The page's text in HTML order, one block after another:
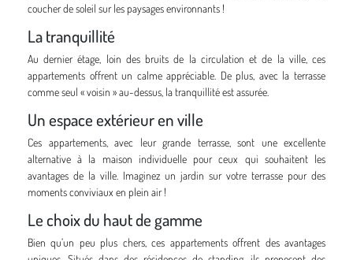
coucher de soleil sur les paysages environnants !
La tranquillité
Au dernier étage, loin des bruits de la circulation et de la ville, ces
appartements offrent un calme appréciable. De plus, avec la terrasse
comme seul « voisin » au-dessus, la tranquillité est assurée.
Un espace extérieur en ville
Ces appartements, avec leur grande terrasse, sont une excellente
alternative à la maison individuelle pour ceux qui souhaitent les
avantages de la ville. Imaginez un jardin sur votre terrasse pour des
moments conviviaux en plein air !
Le choix du haut de gamme
Bien qu’un peu plus chers, ces appartements offrent des avantages